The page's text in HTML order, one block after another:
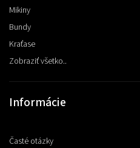
Mikiny
Bundy
Kraťase
Zobraziť všetko..
Informácie
Časté otázky